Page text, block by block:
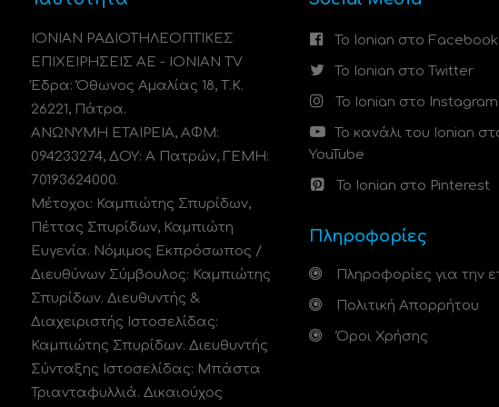
ΙΟΝΙΑΝ ΡΑΔΙΟΤΗΛΕΟΠΤΙΚΕΣ
ΕΠΙΧΕΙΡΗΣΕΙΣ ΑΕ - IONIAN TV
Έδρα: Όθωνος Αμαλίας 18, Τ.Κ.
26221, Πάτρα.
ΑΝΩΝΥΜΗ ΕΤΑΙΡΕΙΑ, ΑΦΜ:
094233274, ΔΟΥ: A Πατρών, ΓΕΜΗ:
70193624000.
Μέτοχοι: Καμπιώτης Σπυρίδων,
Πέττας Σπυρίδων, Καμπιώτη
Ευγενία. Νόμιμος Εκπρόσωπος /
Διευθύνων Σύμβουλος: Καμπιώτης
Σπυρίδων. Διευθυντής &
Διαχειριστής Ιστοσελίδας:
Καμπιώτης Σπυρίδων. Διευθυντής
Σύνταξης Ιστοσελίδας: Μπάστα
Τριανταφυλλιά. Δικαιούχος
Το Ionian στο Facebook
Το Ionian στο Twitter
Το Ionian στο Instagram
Το κανάλι του Ionian
YouTube
Το Ionian στο Pinterest
Πληροφορίες
Πληροφορίες για την
Πολιτική Απορρήτου
Όροι Χρήσης